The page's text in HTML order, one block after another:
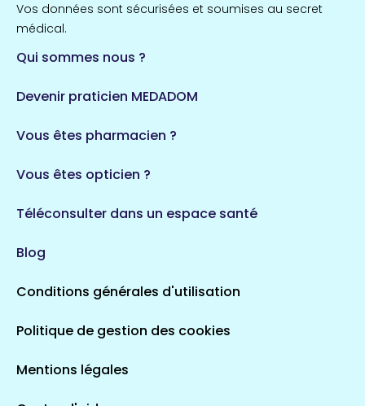
Vos données sont sécurisées et soumises au secret
médical.
Qui sommes nous ?
Devenir praticien MEDADOM
Vous êtes pharmacien ?
Vous êtes opticien ?
Téléconsulter dans un espace santé
Blog
Conditions générales d'utilisation
Politique de gestion des cookies
Mentions légales